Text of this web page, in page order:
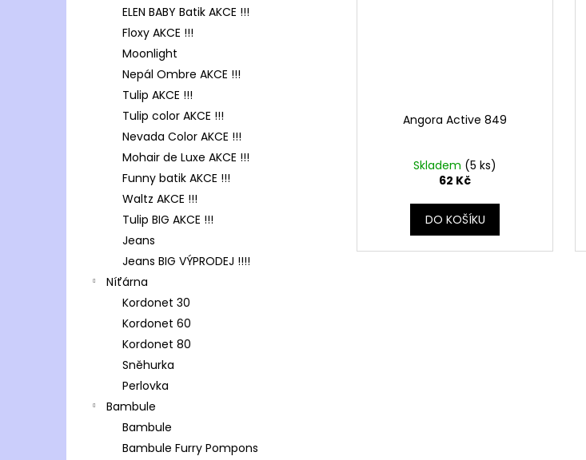
ELEN BABY Batik AKCE !!!
Floxy AKCE !!!
Moonlight
Nepál Ombre AKCE !!!
Tulip AKCE !!!
Tulip color AKCE !!!
Nevada Color AKCE !!!
Mohair de Luxe AKCE !!!
Funny batik AKCE !!!
Waltz AKCE !!!
Tulip BIG AKCE !!!
Jeans
Jeans BIG VÝPRODEJ !!!!
Níťárna
Kordonet 30
Kordonet 60
Kordonet 80
Sněhurka
Perlovka
Bambule
Bambule
Bambule Furry Pompons
Angora Active 849
Skladem (5 ks)
62 Kč
DO KOŠÍKU